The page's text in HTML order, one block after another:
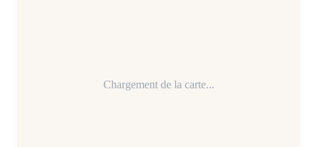
Chargement de la carte...